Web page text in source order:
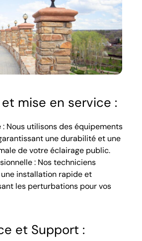
mise en service :
Nous utilisons des équipements
une durabilité et une
de votre éclairage public.
: Nos techniciens
installation rapide et
les perturbations pour vos
et Support :